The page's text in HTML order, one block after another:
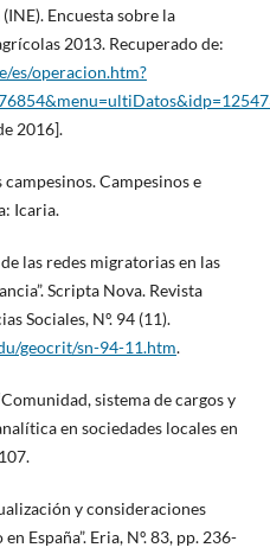
Encuesta sobre la
2013. Recuperado de:
es/operacion.htm?
2016].
Campesinos e
Icaria.
las redes migratorias en las
Scripta Nova. Revista
Sociales, Nº. 94 (11).
geocrit/sn-94-11.htm.
sistema de cargos y
en sociedades locales en
y consideraciones
España”. Eria, Nº. 83, pp. 236-